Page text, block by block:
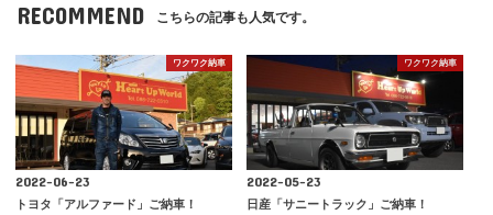
RECOMMEND こちらの記事も人気です。
ワクワク納車
2022-06-23
トヨタ「アルファード」ご納車！
ワクワク納車
2022-05-23
日産「サニートラック」ご納車！